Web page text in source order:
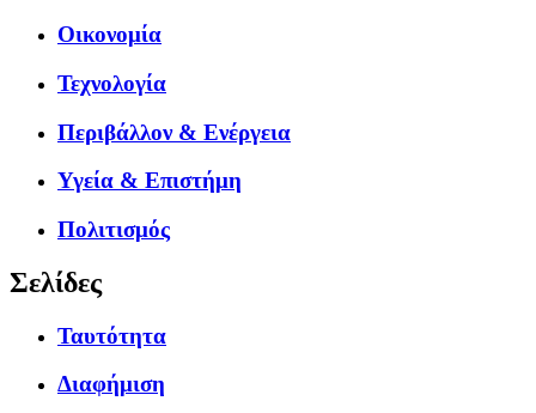
Οικονομία
Τεχνολογία
Περιβάλλον & Ενέργεια
Υγεία & Επιστήμη
Πολιτισμός
Σελίδες
Ταυτότητα
Διαφήμιση